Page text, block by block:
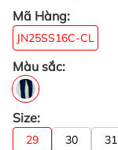
Mã Hàng:
JN25SS16C-CL
Màu sắc:
Size:
29 30 31